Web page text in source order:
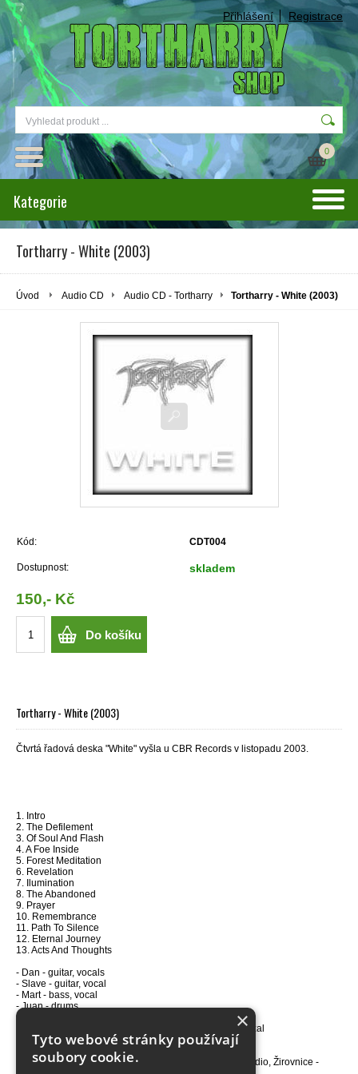
Přihlášení Registrace
0
Kategorie
Tortharry - White (2003)
Úvod Audio CD Audio CD - Tortharry Tortharry - White (2003)
Kód: CDT004
Dostupnost: skladem
150,- Kč
Do košíku
Tortharry - White (2003)
Čtvrtá řadová deska "White" vyšla u CBR Records v listopadu 2003.
1. Intro
2. The Defilement
3. Of Soul And Flash
4. A Foe Inside
5. Forest Meditation
6. Revelation
7. Ilumination
8. The Abandoned
9. Prayer
10. Remembrance
11. Path To Silence
12. Eternal Journey
13. Acts And Thoughts
- Dan - guitar, vocals
- Slave - guitar, vocal
- Mart - bass, vocal
- Juan - drums
- Produced, mixed and mastered by Miloš "Dodo" Doležal
- Music by TORTHARRY
- Lyrics writen Štefan Ležovič
- Recorded, mixed and mastered 2003 at Hacienda Studio, Žirovnice -
×
Tyto webové stránky používají
soubory cookie.